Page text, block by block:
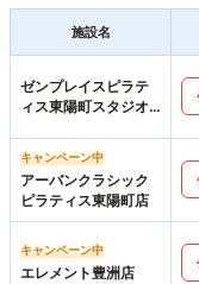
施設名
ゼンプレイスピラテ
ィス東陽町スタジオ
キャンペーン中
アーバンクラシック
ピラティス東陽町店
キャンペーン中
エレメント豊洲店